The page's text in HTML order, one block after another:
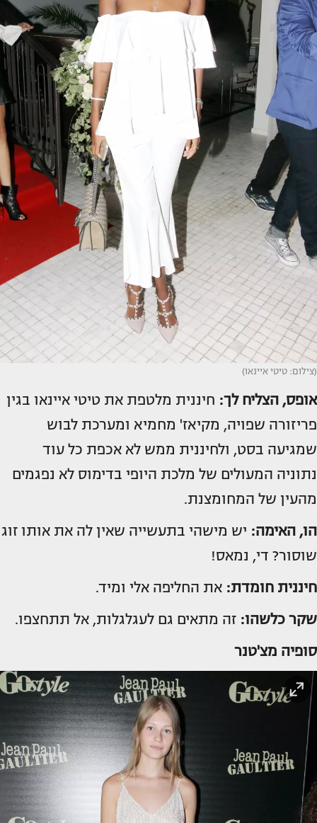
(צילום: טיטי איינאו)
אופס, הצליח לך: חיננית מלטפת את טיטי איינאו בגין
פריזורה שפויה, מקיאז' מחמיא ומערכת לבוש
שמגיעה בסט, ולחיננית ממש לא אכפת כל עוד
נתוניה המעולים של מלכת היופי בדימוס לא נפגמים
מהעין של המחומצנת.
הו, האימה: יש מישהי בתעשייה שאין לה את אותו זוג
שוסור? די, נמאס!
חיננית חומדת: את החליפה אלי ומיד.
שקר כלשהו: זה מתאים גם לעגלגלות, אל תתחצפו.
סופיה מצ'טנר